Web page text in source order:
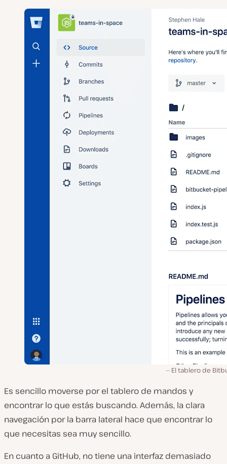
El tablero de
Es sencillo moverse por el tablero de mandos y
encontrar lo que estás buscando. Además, la clara
navegación por la barra lateral hace que encontrar lo
que necesitas sea muy sencillo.
En cuanto a GitHub, no tiene una interfaz demasiado